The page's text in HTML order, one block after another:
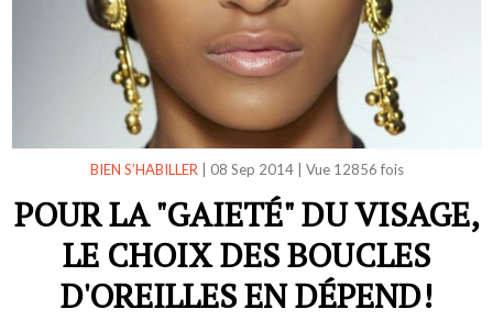
BIEN S’HABILLER 08 Sep 2014| Vue 12856 fois
POUR LA "GAIETÉ" DU VISAGE,
LE CHOIX DES BOUCLES
D'OREILLES EN DÉPEND!